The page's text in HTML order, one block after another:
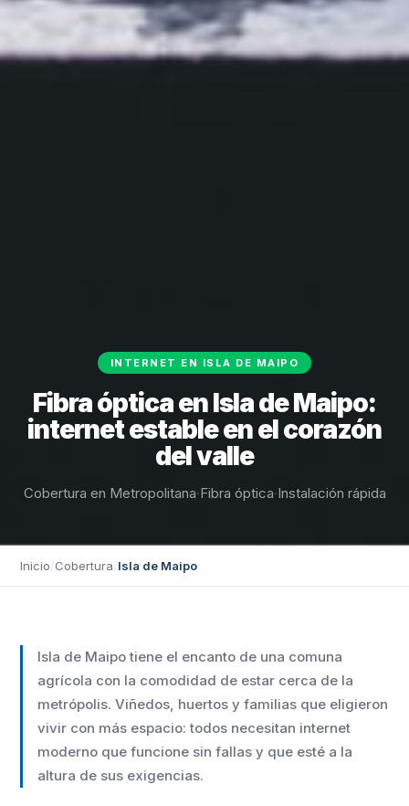
INTERNET EN ISLA DE MAIPO
Fibra óptica en Isla de Maipo:
internet estable en el corazón
del valle
Cobertura en Metropolitana·Fibra óptica·Instalación rápida
Inicio/Cobertura/Isla de Maipo
Isla de Maipo tiene el encanto de una comuna
agrícola con la comodidad de estar cerca de la
metrópolis. Viñedos, huertos y familias que eligieron
vivir con más espacio: todos necesitan internet
moderno que funcione sin fallas y que esté a la
altura de sus exigencias.